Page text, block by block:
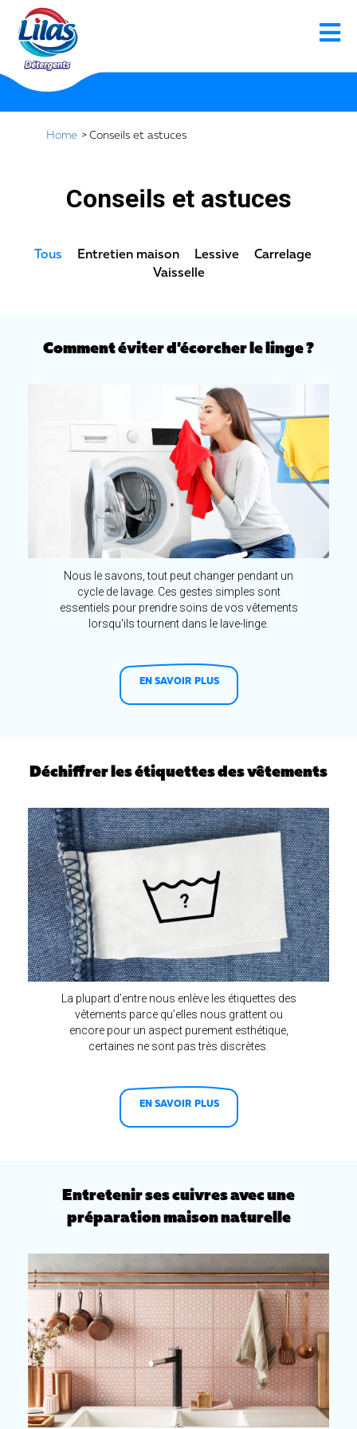
Home > Conseils et astuces
Conseils et astuces
Tous Entretien maison Lessive
Carrelage
Vaisselle
Comment éviter d'écorcher le linge ?
Nous le savons, tout peut changer pendant un
cycle de lavage. Ces gestes simples sont
essentiels pour prendre soins de vos vêtements
lorsqu'ils tournent dans le lave-linge.
EN SAVOIR PLUS
Déchiffrer les étiquettes des vêtements
La plupart d’entre nous enlève les étiquettes des
vêtements parce qu’elles nous grattent ou
encore pour un aspect purement esthétique,
certaines ne sont pas très discrètes.
EN SAVOIR PLUS
Entretenir ses cuivres avec une
préparation maison naturelle